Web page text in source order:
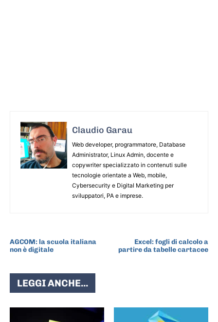
Claudio Garau
Web developer, programmatore, Database
Administrator, Linux Admin, docente e
copywriter specializzato in contenuti sulle
tecnologie orientate a Web, mobile,
Cybersecurity e Digital Marketing per
sviluppatori, PA e imprese.
AGCOM: la scuola italiana
non è digitale
Excel: fogli di calcolo a
partire da tabelle cartacee
LEGGI ANCHE...